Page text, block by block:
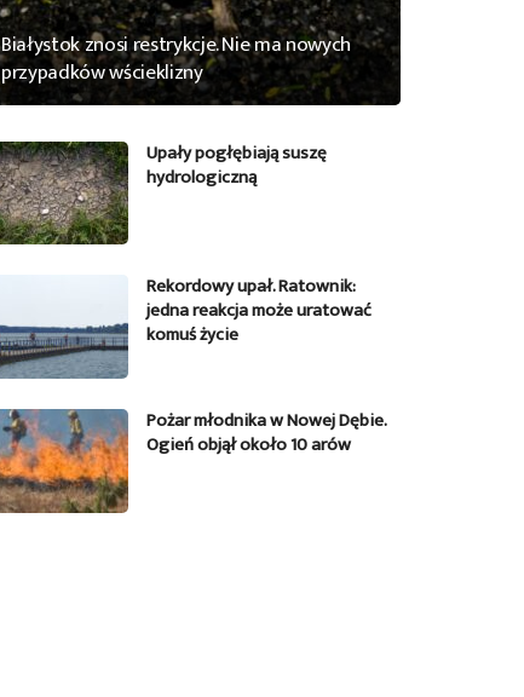
Białystok znosi restrykcje. Nie ma nowych
przypadków wścieklizny
Upały pogłębiają suszę
hydrologiczną
Rekordowy upał. Ratownik:
jedna reakcja może uratować
komuś życie
Pożar młodnika w Nowej Dębie.
Ogień objął około 10 arów